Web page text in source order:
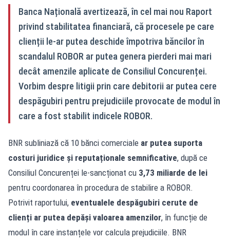
Banca Națională avertizează, în cel mai nou Raport
privind stabilitatea financiară, că procesele pe care
clienții le-ar putea deschide împotriva băncilor în
scandalul ROBOR ar putea genera pierderi mai mari
decât amenzile aplicate de Consiliul Concurenței.
Vorbim despre litigii prin care debitorii ar putea cere
despăgubiri pentru prejudiciile provocate de modul în
care a fost stabilit indicele ROBOR.
BNR subliniază că 10 bănci comerciale ar putea suporta
costuri juridice și reputaționale semnificative, după ce
Consiliul Concurenței le-sancționat cu 3,73 miliarde de lei
pentru coordonarea în procedura de stabilire a ROBOR.
Potrivit raportului, eventualele despăgubiri cerute de
clienți ar putea depăși valoarea amenzilor, în funcție de
modul în care instanțele vor calcula prejudiciile. BNR